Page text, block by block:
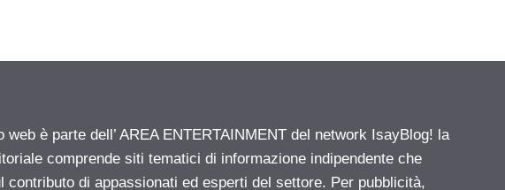
web è parte dell’ AREA ENTERTAINMENT del network IsayBlog! la
comprende siti tematici di informazione indipendente che
contributo di appassionati ed esperti del settore. Per pubblicità,